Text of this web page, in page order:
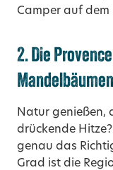
Camper auf
2. Die
Mandelbäumen
Natur genießen,
drückende
genau das
Grad ist die